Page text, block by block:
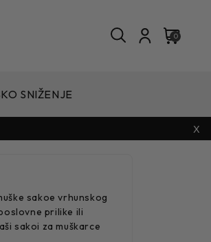
0
SNIŽENJE
X
sakoe vrhunskog
prilike ili
sakoi za muškarce